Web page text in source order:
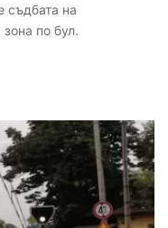
съдбата на
по бул.